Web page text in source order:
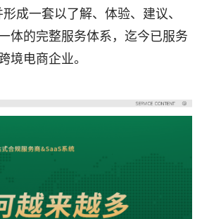
成一套以了解、体验、建议、
体的完整服务体系，迄今已服务
境电商企业。